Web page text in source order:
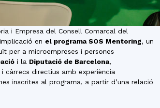
i Empresa del Consell Comarcal del
en el programa SOS Mentoring, un
per a microempreses i persones
i la Diputació de Barcelona,
càrrecs directius amb experiència
inscrites al programa, a partir d’una relació